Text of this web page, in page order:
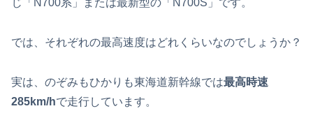
じ「N700系」または最新型の「N700S」です。
では、それぞれの最高速度はどれくらいなのでしょうか？
実は、のぞみもひかりも東海道新幹線では最高時速
285km/hで走行しています。